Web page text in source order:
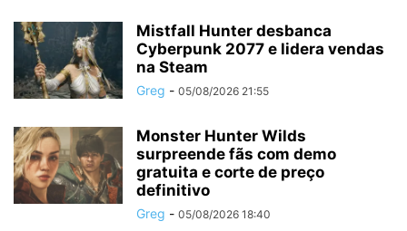
Mistfall Hunter desbanca
Cyberpunk 2077 e lidera vendas
na Steam
Greg - 05/08/2026 21:55
Monster Hunter Wilds
surpreende fãs com demo
gratuita e corte de preço
definitivo
Greg - 05/08/2026 18:40